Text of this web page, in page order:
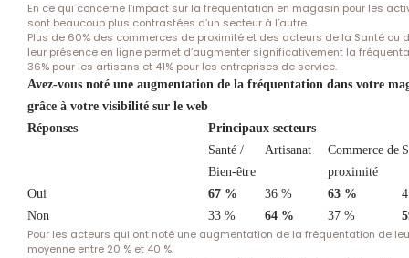
En ce qui concerne l’impact sur la fréquentation en magasin pour les
sont beaucoup plus contrastées d’un secteur à l’autre.
Plus de 60% des commerces de proximité et des acteurs de la Santé ou
leur présence en ligne permet d’augmenter significativement la
36% pour les artisans et 41% pour les entreprises de service.
Avez-vous noté une augmentation de la fréquentation dans votre
grâce à votre visibilité sur le web
Réponses
Principaux secteurs
Santé /
Bien-être
Artisanat
Commerce de
proximité
Oui 67 % 36 % 63 %
Non
33 % 64 % 37 %
Pour les acteurs qui ont noté une augmentation de la fréquentation de
moyenne entre 20 % et 40 %.